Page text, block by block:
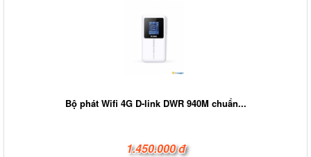
Bộ phát Wifi 4G D-link DWR 940M chuẩn...
1.450.000 đ